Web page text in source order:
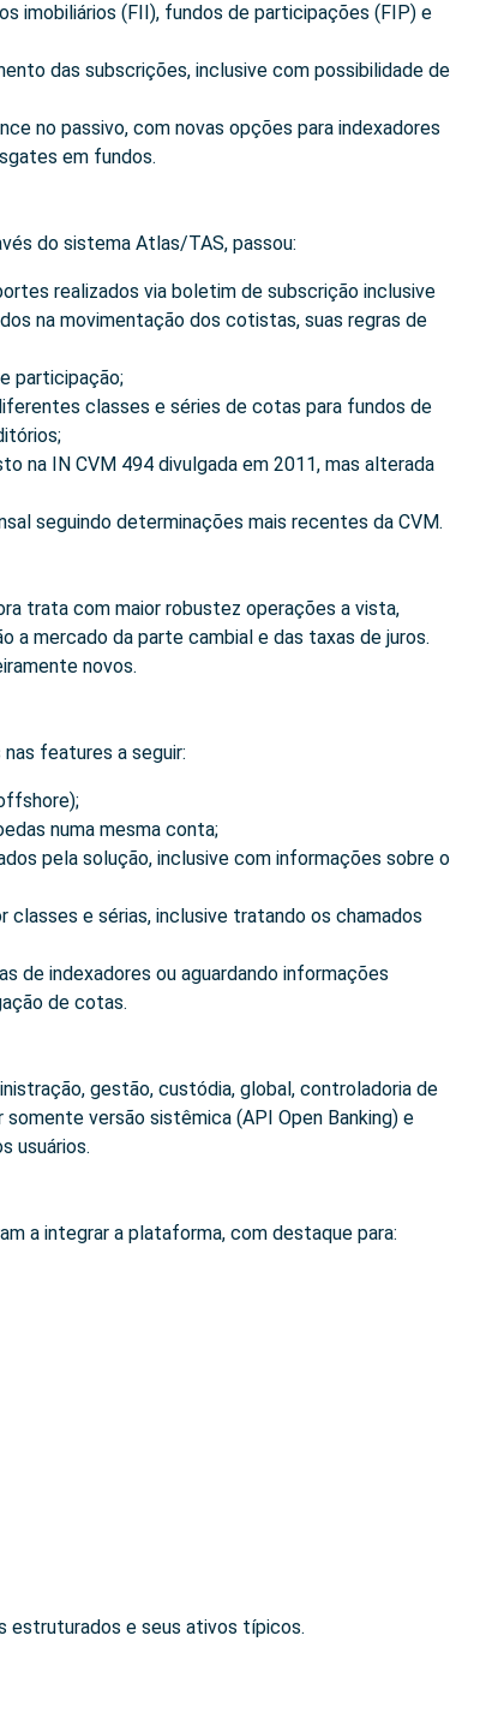
imobiliários (FII), fundos de participações (FIP) e
das subscrições, inclusive com possibilidade de
no passivo, com novas opções para indexadores
em fundos.
do sistema Atlas/TAS, passou:
realizados via boletim de subscrição inclusive
na movimentação dos cotistas, suas regras de
participação;
classes e séries de cotas para fundos de
na IN CVM 494 divulgada em 2011, mas alterada
seguindo determinações mais recentes da CVM.
trata com maior robustez operações a vista,
a mercado da parte cambial e das taxas de juros.
novos.
features a seguir:
numa mesma conta;
pela solução, inclusive com informações sobre o
e sérias, inclusive tratando os chamados
de indexadores ou aguardando informações
de cotas.
gestão, custódia, global, controladoria de
versão sistêmica (API Open Banking) e
usuários.
a integrar a plataforma, com destaque para:
estruturados e seus ativos típicos.